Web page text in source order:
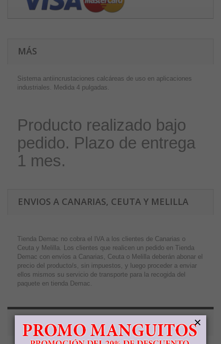
MÁS
Sistema antiincrustaciones calcáreas de uso en aplicaciones
industriales. Medida 4 pulgadas.
Producto realizado bajo
pedido. Plazo de entrega
1 mes.
ENVIOS A CANARIAS, CEUTA Y MELILLA
Tienda Demac no cobra el IVA a los clientes de Canarias o
Ceuta y Melilla. Los clientes que realicen un pedido en Tienda
Demac con envíos a Canarias, Ceuta o Melilla deberán abonar el
precio del producto/s, sin impuestos, y luego proceder a enviar
ellos mismos su servicio de transporte para la recogida del
paquete en tienda Demac.
PRODUCTOS RELACIONADOS ×